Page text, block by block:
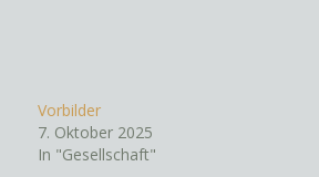
Vorbilder
7. Oktober 2025
In "Gesellschaft"